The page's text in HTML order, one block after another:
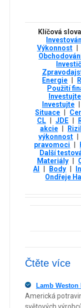
Klíčová
Výkonnost
Energie
Použití
Investujte
Situace
CL
JDE
akcie
výkonnost
pravomoci
Další
Materiály
AI
Body
Ondřeje
Čtěte více
Lamb
Americká